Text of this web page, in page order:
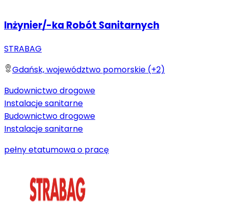
Inżynier/-ka Robót Sanitarnych
STRABAG
Gdańsk, województwo pomorskie (+2)
Budownictwo drogowe
Instalacje sanitarne
Budownictwo drogowe
Instalacje sanitarne
pełny etatumowa o pracę